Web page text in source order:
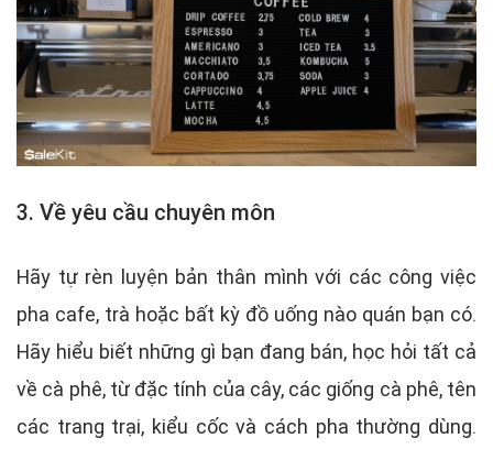
3. Về yêu cầu chuyên môn
Hãy tự rèn luyện bản thân mình với các công việc
pha cafe, trà hoặc bất kỳ đồ uống nào quán bạn có.
Hãy hiểu biết những gì bạn đang bán, học hỏi tất cả
về cà phê, từ đặc tính của cây, các giống cà phê, tên
các trang trại, kiểu cốc và cách pha thường dùng.